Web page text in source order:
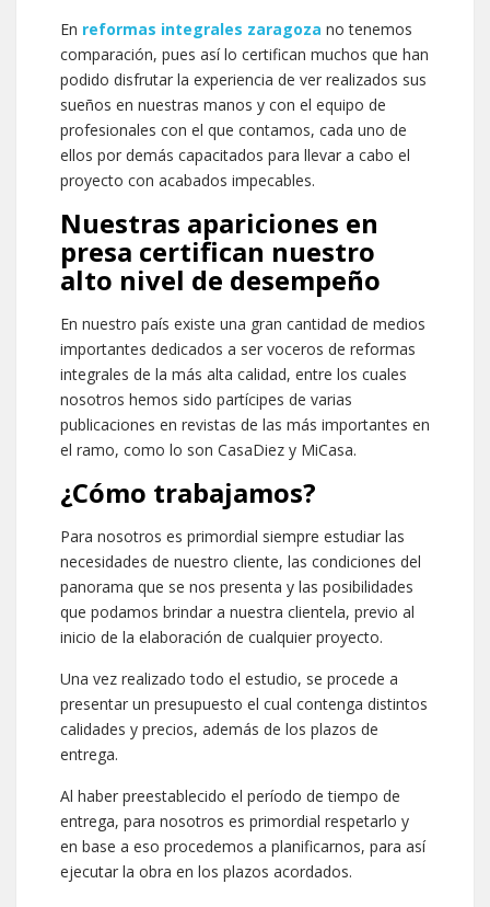
En reformas integrales zaragoza no tenemos
comparación, pues así lo certifican muchos que han
podido disfrutar la experiencia de ver realizados sus
sueños en nuestras manos y con el equipo de
profesionales con el que contamos, cada uno de
ellos por demás capacitados para llevar a cabo el
proyecto con acabados impecables.
Nuestras apariciones en
presa certifican nuestro
alto nivel de desempeño
En nuestro país existe una gran cantidad de medios
importantes dedicados a ser voceros de reformas
integrales de la más alta calidad, entre los cuales
nosotros hemos sido partícipes de varias
publicaciones en revistas de las más importantes en
el ramo, como lo son CasaDiez y MiCasa.
¿Cómo trabajamos?
Para nosotros es primordial siempre estudiar las
necesidades de nuestro cliente, las condiciones del
panorama que se nos presenta y las posibilidades
que podamos brindar a nuestra clientela, previo al
inicio de la elaboración de cualquier proyecto.
Una vez realizado todo el estudio, se procede a
presentar un presupuesto el cual contenga distintos
calidades y precios, además de los plazos de
entrega.
Al haber preestablecido el período de tiempo de
entrega, para nosotros es primordial respetarlo y
en base a eso procedemos a planificarnos, para así
ejecutar la obra en los plazos acordados.